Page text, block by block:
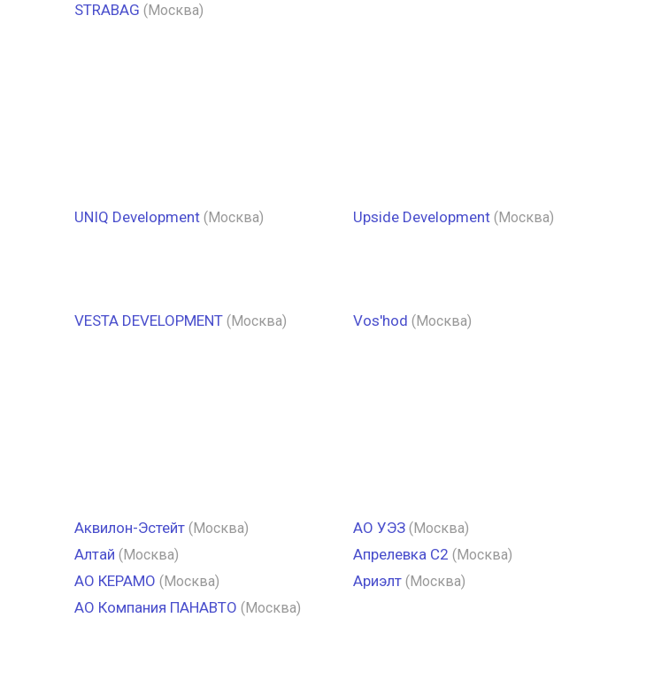
STRABAG (Москва)
UNIQ Development (Москва) Upside Development (Москва)
VESTA DEVELOPMENT (Москва) Vos'hod (Москва)
Аквилон-Эстейт (Москва)
Алтай (Москва)
АО КЕРАМО (Москва)
АО Компания ПАНАВТО (Москва)
АО УЭЗ (Москва)
Апрелевка С2 (Москва)
Ариэлт (Москва)